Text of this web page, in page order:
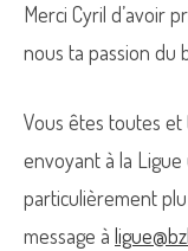
Merci Cyril d’avoir
nous ta passion du
Vous êtes toutes
envoyant à la
particulièrement
message à